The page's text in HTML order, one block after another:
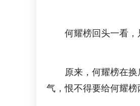
何耀榜回头一看，只
原来，何耀榜在换肩
气，恨不得要给何耀榜